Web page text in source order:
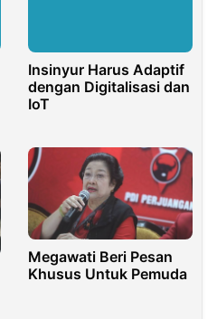
Insinyur Harus Adaptif
dengan Digitalisasi dan
IoT
Megawati Beri Pesan
Khusus Untuk Pemuda